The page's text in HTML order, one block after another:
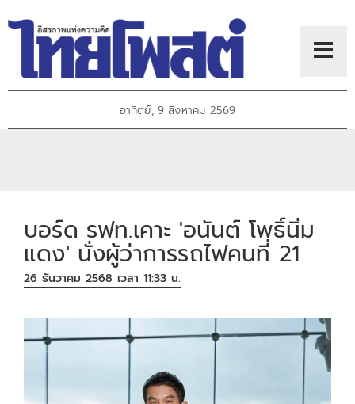
อาทิตย์, 9 สิงหาคม 2569
บอร์ด รฟท.เคาะ 'อนันต์ โพธิ์นิ่ม
แดง' นั่งผู้ว่าการรถไฟคนที่ 21
26 ธันวาคม 2568 เวลา 11:33 น.